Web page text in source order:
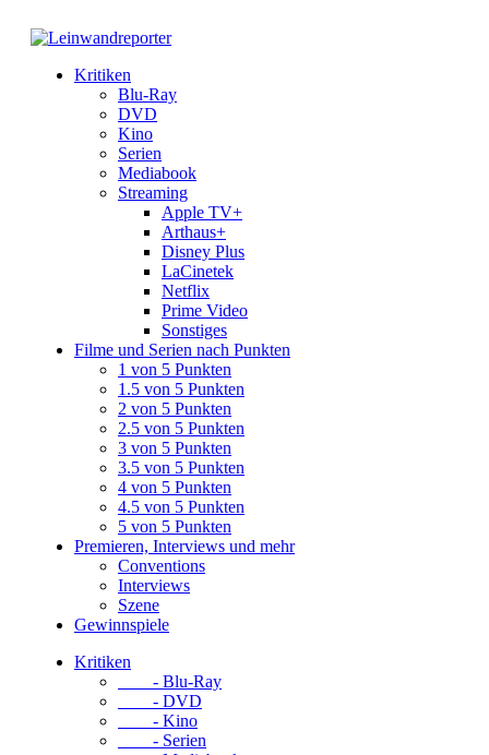
Kritiken
Blu-Ray
DVD
Kino
Serien
Mediabook
Streaming
Apple TV+
Arthaus+
Disney Plus
LaCinetek
Netflix
Prime Video
Sonstiges
Filme und Serien nach Punkten
1 von 5 Punkten
1.5 von 5 Punkten
2 von 5 Punkten
2.5 von 5 Punkten
3 von 5 Punkten
3.5 von 5 Punkten
4 von 5 Punkten
4.5 von 5 Punkten
5 von 5 Punkten
Premieren, Interviews und mehr
Conventions
Interviews
Szene
Gewinnspiele
Kritiken
- Blu-Ray
- DVD
- Kino
- Serien